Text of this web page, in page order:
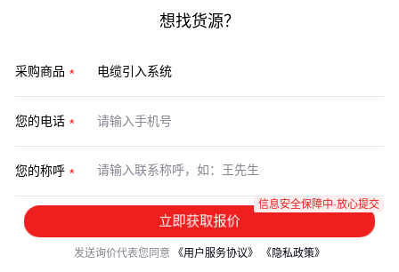
想找货源？
采购商品
您的电话
您的称呼
立即获取报价
信息安全保障中·放心提交
发送询价代表您同意 《用户服务协议》 《隐私政策》